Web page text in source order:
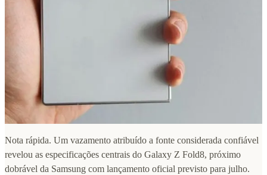
Nota rápida. Um vazamento atribuído a fonte considerada confiável
revelou as especificações centrais do Galaxy Z Fold8, próximo
dobrável da Samsung com lançamento oficial previsto para julho.